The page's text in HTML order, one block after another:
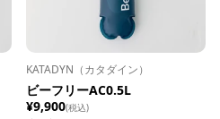
KATADYN（カタダイン）
ビーフリーAC0.5L
¥9,900(税込)